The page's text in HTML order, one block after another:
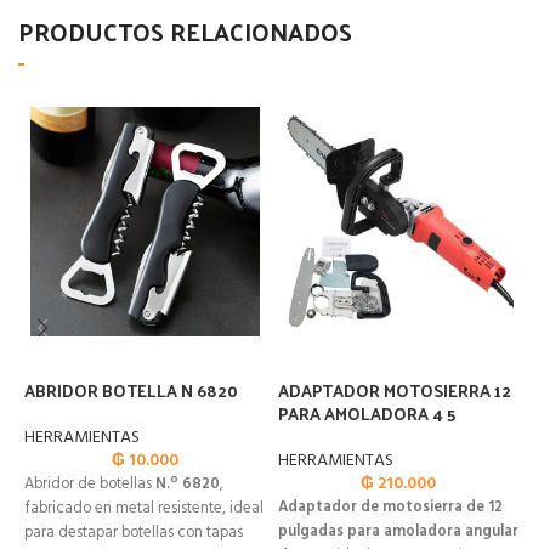
PRODUCTOS RELACIONADOS
ABRIDOR BOTELLA N 6820
HERRAMIENTAS
₲ 10.000
Abridor de botellas N.º 6820,
fabricado en metal resistente, ideal
para destapar botellas con tapas
ADAPTADOR MOTOSIERRA 12
PARA AMOLADORA 4 5
HERRAMIENTAS
₲ 210.000
Adaptador de motosierra de 12
pulgadas para amoladora angular